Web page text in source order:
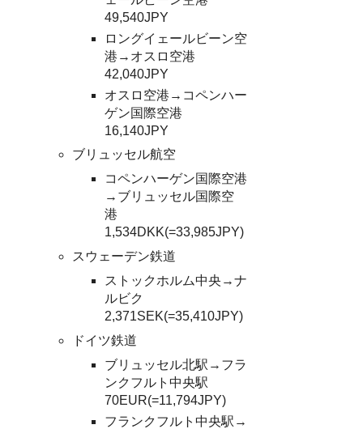
49,540JPY
ロングイェールビーン空
港→オスロ空港
42,040JPY
オスロ空港→コペンハー
ゲン国際空港
16,140JPY
ブリュッセル航空
コペンハーゲン国際空港
→ブリュッセル国際空
港
1,534DKK(=33,985JPY)
スウェーデン鉄道
ストックホルム中央→ナ
ルビク
2,371SEK(=35,410JPY)
ドイツ鉄道
ブリュッセル北駅→フラ
ンクフルト中央駅
70EUR(=11,794JPY)
フランクフルト中央駅→